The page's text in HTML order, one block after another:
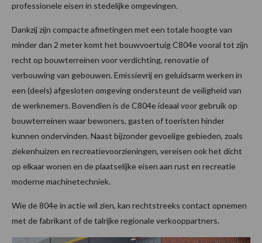
professionele eisen in stedelijke omgevingen.
Dankzij zijn compacte afmetingen met een totale hoogte van
minder dan 2 meter komt het bouwvoertuig C804e vooral tot zijn
recht op bouwterreinen voor verdichting, renovatie of
verbouwing van gebouwen. Emissievrij en geluidsarm werken in
een (deels) afgesloten omgeving ondersteunt de veiligheid van
de werknemers. Bovendien is de C804e ideaal voor gebruik op
bouwterreinen waar bewoners, gasten of toeristen hinder
kunnen ondervinden. Naast bijzonder gevoelige gebieden, zoals
ziekenhuizen en recreatievoorzieningen, vereisen ook het dicht
op elkaar wonen en de plaatselijke eisen aan rust en recreatie
moderne machinetechniek.
Wie de 804e in actie wil zien, kan rechtstreeks contact opnemen
met de fabrikant of de talrijke regionale verkooppartners.